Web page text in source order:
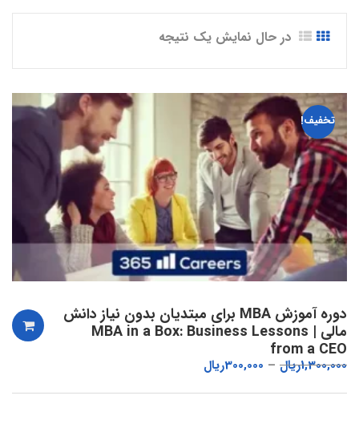
در حال نمایش یک نتیجه
تخفیف!
دوره آموزش MBA برای مبتدیان بدون نیاز دانش
مالی | MBA in a Box: Business Lessons
from a CEO
1,300,000ریال 300,000ریال